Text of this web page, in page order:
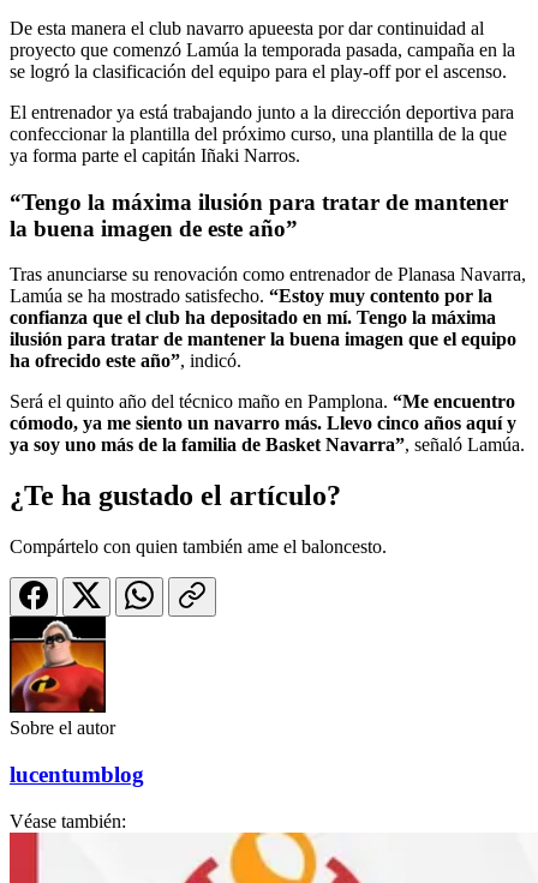
De esta manera el club navarro apueesta por dar continuidad al
proyecto que comenzó Lamúa la temporada pasada, campaña en la
se logró la clasificación del equipo para el play-off por el ascenso.
El entrenador ya está trabajando junto a la dirección deportiva para
confeccionar la plantilla del próximo curso, una plantilla de la que
ya forma parte el capitán Iñaki Narros.
“Tengo la máxima ilusión para tratar de mantener
la buena imagen de este año”
Tras anunciarse su renovación como entrenador de Planasa Navarra,
Lamúa se ha mostrado satisfecho. “Estoy muy contento por la
confianza que el club ha depositado en mí. Tengo la máxima
ilusión para tratar de mantener la buena imagen que el equipo
ha ofrecido este año”, indicó.
Será el quinto año del técnico maño en Pamplona. “Me encuentro
cómodo, ya me siento un navarro más. Llevo cinco años aquí y
ya soy uno más de la familia de Basket Navarra”, señaló Lamúa.
¿Te ha gustado el artículo?
Compártelo con quien también ame el baloncesto.
Sobre el autor
lucentumblog
Véase también: